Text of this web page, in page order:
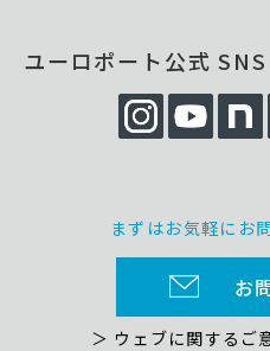
ユーロポート公式 SNS
まずはお気軽にお
お
＞ ウェブに関するご